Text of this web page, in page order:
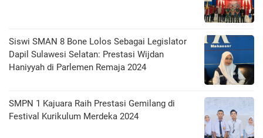
Siswi SMAN 8 Bone Lolos Sebagai Legislator
Dapil Sulawesi Selatan: Prestasi Wijdan
Haniyyah di Parlemen Remaja 2024
SMPN 1 Kajuara Raih Prestasi Gemilang di
Festival Kurikulum Merdeka 2024